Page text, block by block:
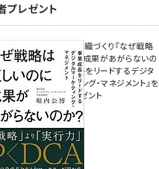
プレゼント
成果を生む組織づくり『なぜ戦略
は正しいのに成果があがらないの
か？ 事業成長をリードするデジタ
ルマーケティング・マネジメント』を
3名様にプレゼント
8月7日 10:00